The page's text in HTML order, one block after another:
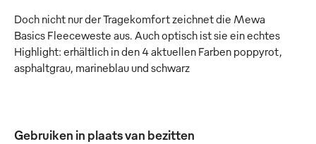
Doch nicht nur der Tragekomfort zeichnet die Mewa
Basics Fleeceweste aus. Auch optisch ist sie ein echtes
Highlight: erhältlich in den 4 aktuellen Farben poppyrot,
asphaltgrau, marineblau und schwarz
Gebruiken in plaats van bezitten